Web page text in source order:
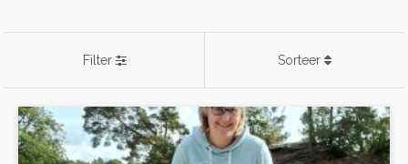
Filter Sorteer